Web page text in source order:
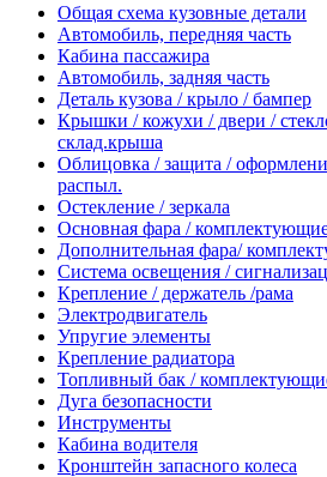
Общая схема кузовные детали
Автомобиль, передняя часть
Кабина пассажира
Автомобиль, задняя часть
Деталь кузова / крыло / бампер
Крышки / кожухи / двери /
склад.крыша
Облицовка / защита /
распыл.
Остекление / зеркала
Основная фара /
Дополнительная фара/
Система освещения /
Крепление / держатель /рама
Электродвигатель
Упругие элементы
Крепление радиатора
Топливный бак /
Дуга безопасности
Инструменты
Кабина водителя
Кронштейн запасного колеса